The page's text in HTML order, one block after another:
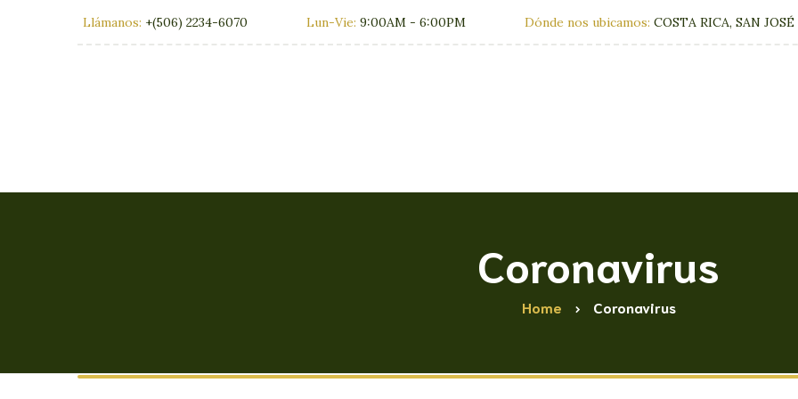
Llámanos: +(506) 2234-6070 Lun-Vie: 9:00AM - 6:00PM Dónde nos ubicamos: COSTA RICA, SAN JOSÉ
Coronavirus
Home Coronavirus